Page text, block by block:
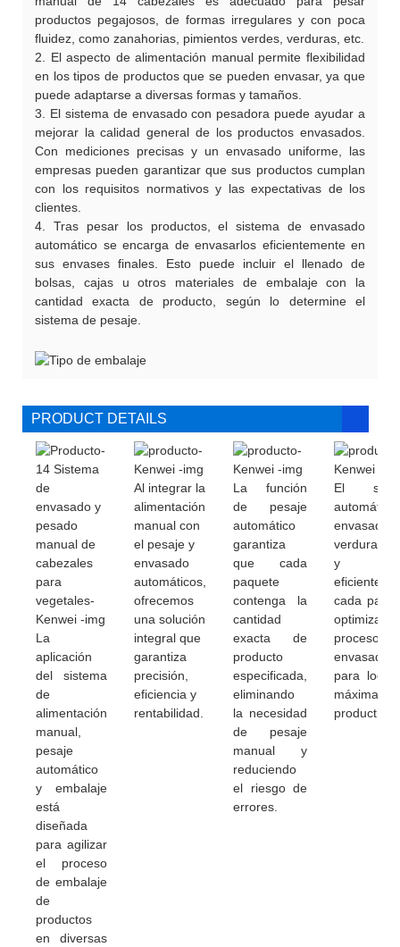
productos pegajosos, de formas irregulares y con poca
fluidez, como zanahorias, pimientos verdes, verduras, etc.
2. El aspecto de alimentación manual permite flexibilidad
en los tipos de productos que se pueden envasar, ya que
puede adaptarse a diversas formas y tamaños.
3. El sistema de envasado con pesadora puede ayudar a
mejorar la calidad general de los productos envasados.
Con mediciones precisas y un envasado uniforme, las
empresas pueden garantizar que sus productos cumplan
con los requisitos normativos y las expectativas de los
clientes.
4. Tras pesar los productos, el sistema de envasado
automático se encarga de envasarlos eficientemente en
sus envases finales. Esto puede incluir el llenado de
bolsas, cajas u otros materiales de embalaje con la
cantidad exacta de producto, según lo determine el
sistema de pesaje.
PRODUCT DETAILS
La
aplicación
del sistema
de
alimentación
manual,
pesaje
automático
y embalaje
está
diseñada
para agilizar
el proceso
de embalaje
de
productos
en diversas
Al integrar la
alimentación
manual con
el pesaje y
envasado
automáticos,
ofrecemos
una solución
integral que
garantiza
precisión,
eficiencia y
rentabilidad.
La función
de pesaje
automático
garantiza
que cada
paquete
contenga la
cantidad
exacta de
producto
especificada,
eliminando
la necesidad
de pesaje
manual y
reduciendo
el riesgo de
errores.
El
envasado
verduras
y
cada
proceso
envasado
para
máxima